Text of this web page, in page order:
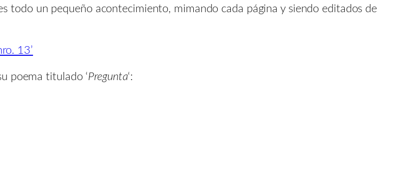
todo un pequeño acontecimiento, mimando cada página y siendo editados de
13’
poema titulado ‘Pregunta‘: